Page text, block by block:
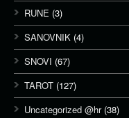
RUNE (3)
SANOVNIK (4)
SNOVI (67)
TAROT (127)
Uncategorized @hr(38)